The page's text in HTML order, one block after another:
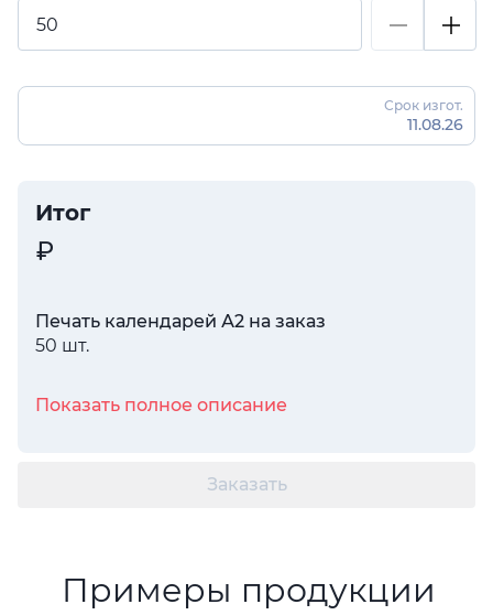
Срок изгот.
11.08.26
Итог
Печать календарей А2 на заказ
50 шт.
Показать полное описание
Заказать
Примеры продукции